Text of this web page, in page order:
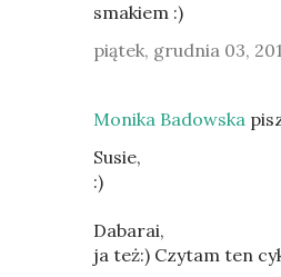
smakiem :)
piątek, grudnia 03,
Monika Badowska
Susie,
:)
Dabarai,
ja też:) Czytam ten